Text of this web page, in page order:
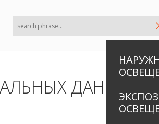
ДАННЫХ